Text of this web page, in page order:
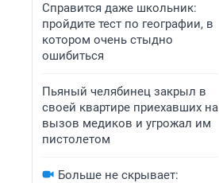
Справится даже школьник:
пройдите тест по географии, в
котором очень стыдно
ошибиться
Пьяный челябинец закрыл в
своей квартире приехавших на
вызов медиков и угрожал им
пистолетом
Больше не скрывает: